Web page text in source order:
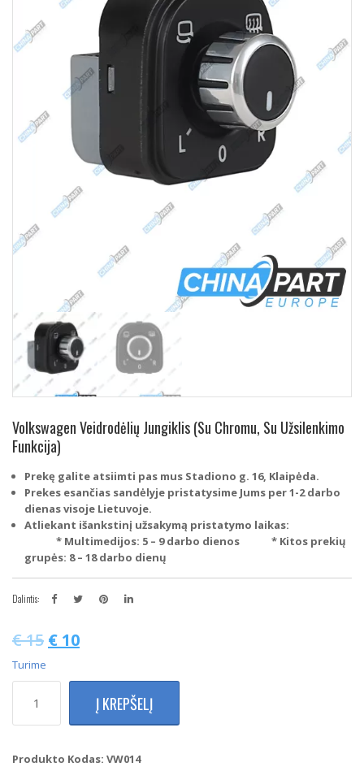
Volkswagen Veidrodėlių Jungiklis (Su Chromu, Su Užsilenkimo
Funkcija)
Prekę galite atsiimti pas mus Stadiono g. 16, Klaipėda.
Prekes esančias sandėlyje pristatysime Jums per 1-2 darbo
dienas visoje Lietuvoje.
Atliekant išankstinį užsakymą pristatymo laikas:
* Multimedijos: 5 – 9 darbo dienos * Kitos prekių
grupės: 8 – 18 darbo dienų
Dalintis:
€15 € 10
Turime
kiekis:
Volkswagen
jungiklis
Į KREPŠELĮ
Produkto Kodas: VW014